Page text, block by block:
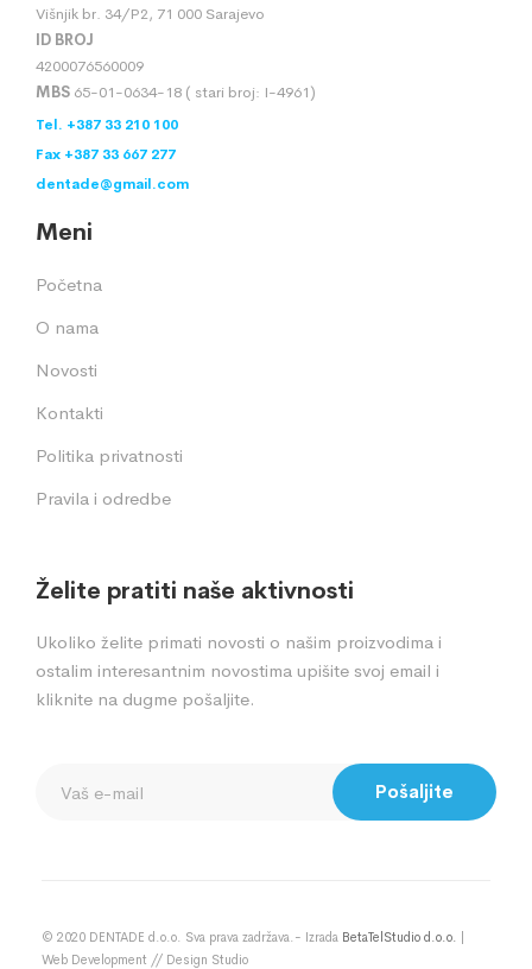
Višnjik br. 34/P2, 71 000 Sarajevo
ID BROJ
4200076560009
MBS 65-01-0634-18 ( stari broj: I-4961)
Tel. +387 33 210 100
Fax +387 33 667 277
dentade@gmail.com
Meni
Početna
O nama
Novosti
Kontakti
Politika privatnosti
Pravila i odredbe
Želite pratiti naše aktivnosti
Ukoliko želite primati novosti o našim proizvodima i
ostalim interesantnim novostima upišite svoj email i
kliknite na dugme pošaljite.
Pošaljite
© 2020 DENTADE d.o.o. Sva prava zadržava.- Izrada BetaTelStudio d.o.o.
Web Development // Design Studio